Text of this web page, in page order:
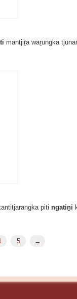
mantjiṟa waṟungka
piti ngatiṉi
5 →